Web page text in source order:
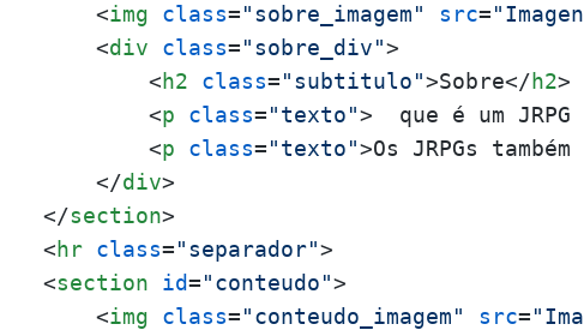
<img class="sobre_imagem" src=
<div class="sobre_div">
<h2 class="subtitulo">Sobre</h2>
<p class="texto">
que é um JRPG
<p class="texto">Os JRPGs
</div>
</section>
<hr class="separador">
<section id="conteudo">
<img class="conteudo_imagem" src=